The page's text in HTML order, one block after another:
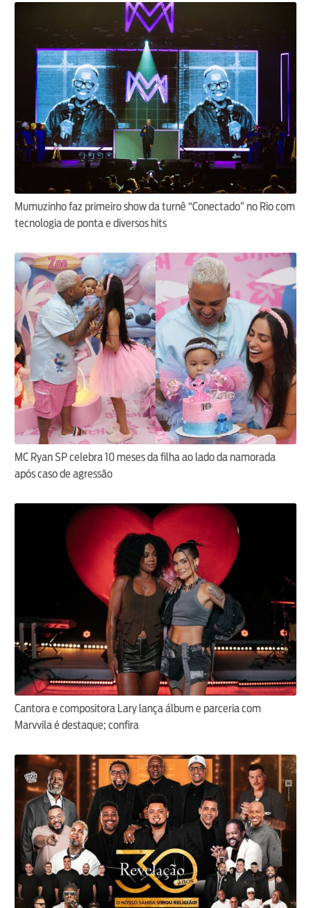
Mumuzinho faz primeiro show da turnê “Conectado” no Rio com
tecnologia de ponta e diversos hits
MC Ryan SP celebra 10 meses da filha ao lado da namorada
após caso de agressão
Cantora e compositora Lary lança álbum e parceria com
Marvvila é destaque; confira